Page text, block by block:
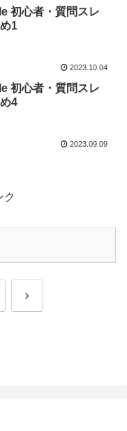
初心者・質問スレ
1
2023.10.04
初心者・質問スレ
4
2023.09.09
ク
次